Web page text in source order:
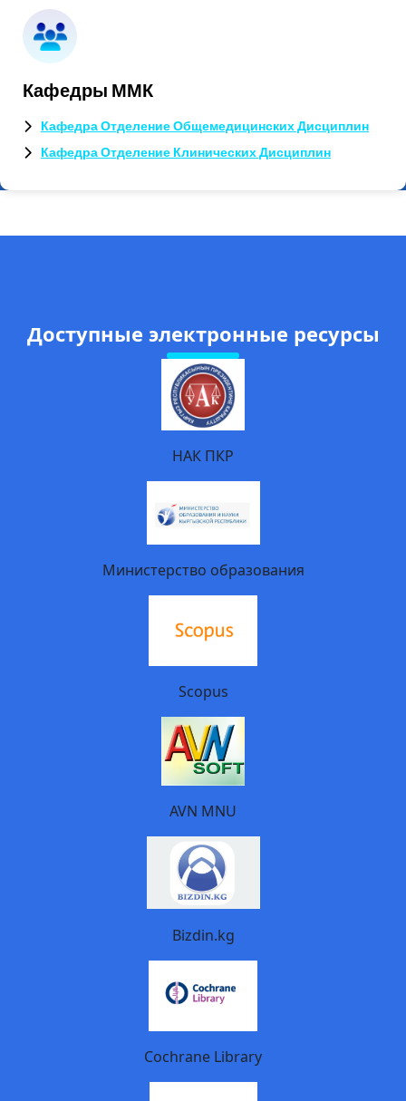
Кафедры ММК
Кафедра Отделение Общемедицинских Дисциплин
Кафедра Отделение Клинических Дисциплин
Доступные электронные ресурсы
НАК ПКР
Министерство образования
Scopus
AVN MNU
Bizdin.kg
Cochrane Library